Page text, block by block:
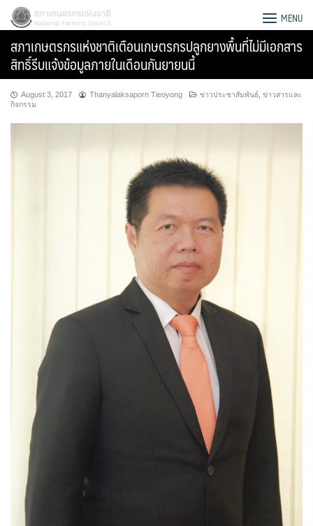
Skip
content
สภาเกษตรกรแห่งชาติ MENU
สภาเกษตรกรแห่งชาติเตือนเกษตรกรปลูกยางพื้นที่ไม่มีเอกสาร
สิทธิ์รีบแจ้งข้อมูลภายในเดือนกันยายนนี้
August 3, 2017 Thanyalaksaporn Tieoyong ข่าวประชาสัมพันธ์ ข่าวสารและ
กิจกรรม